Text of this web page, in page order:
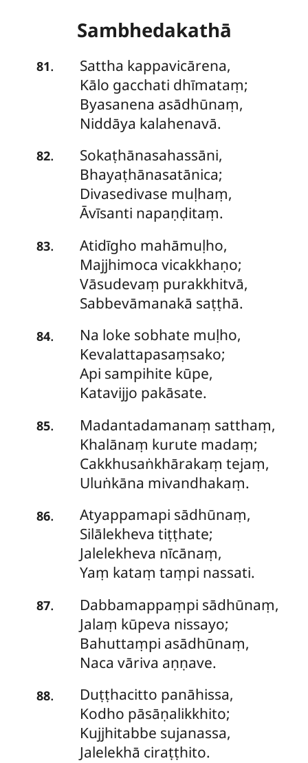
Sambhedakathā
81. Sattha kappavicārena,
Kālo gacchati dhīmataṃ;
Byasanena asādhūnaṃ,
Niddāya kalahenavā.
82.
Sokaṭhānasahassāni,
Bhayaṭhānasatānica;
Divasedivase muḷhaṃ,
Āvīsanti napaṇḍitaṃ.
83. Atidīgho mahāmuḷho,
Majjhimoca vicakkhaṇo;
Vāsudevaṃ purakkhitvā,
Sabbevāmanakā saṭṭhā.
84.
Na loke sobhate muḷho,
Kevalattapasaṃsako;
Api sampihite kūpe,
Katavijjo pakāsate.
85.
Madantadamanaṃ satthaṃ,
Khalānaṃ kurute madaṃ;
Cakkhusaṅkhārakaṃ tejaṃ,
Uluṅkāna mivandhakaṃ.
86. Atyappamapi sādhūnaṃ,
Silālekheva tiṭṭhate;
Jalelekheva nīcānaṃ,
Yaṃ kataṃ taṃpi nassati.
87.
Dabbamappaṃpi sādhūnaṃ,
Jalaṃ kūpeva nissayo;
Bahuttaṃpi asādhūnaṃ,
Naca vāriva aṇṇave.
88. Duṭṭhacitto panāhissa,
Kodho pāsāṇalikkhito;
Kujjhitabbe sujanassa,
Jalelekhā ciraṭṭhito.